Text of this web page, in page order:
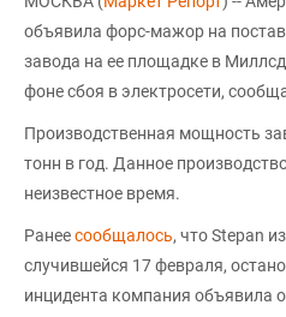
объявила форс-мажор на
завода на ее площадке в
фоне сбоя в электросети,
Производственная мощность
тонн в год. Данное
неизвестное время.
Ранеесообщалось, что Stepan
случившейся 17 февраля,
инцидента компания объявила